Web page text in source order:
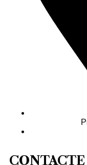
CONTACTE